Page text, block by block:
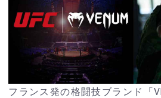
フランス発の格闘技ブランド「